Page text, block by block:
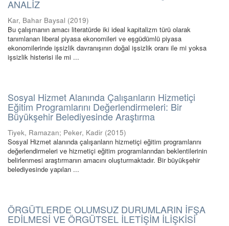
ANALİZ
Kar, Bahar Baysal (2019)
Bu çalışmanın amacı literatürde iki ideal kapitalizm türü olarak
tanımlanan liberal piyasa ekonomileri ve eşgüdümlü piyasa
ekonomilerinde işsizlik davranışının doğal işsizlik oranı ile mi yoksa
işsizlik histerisi ile mi ...
Sosyal Hizmet Alanında Çalışanların Hizmetiçi
Eğitim Programlarını Değerlendirmeleri: Bir
Büyükşehir Belediyesinde Araştırma
Tiyek, Ramazan; Peker, Kadir (2015)
Sosyal Hizmet alanında çalışanların hizmetiçi eğitim programlarını
değerlendirmeleri ve hizmetiçi eğitim programlarından beklentilerinin
belirlenmesi araştırmanın amacını oluşturmaktadır. Bir büyükşehir
belediyesinde yapılan ...
ÖRGÜTLERDE OLUMSUZ DURUMLARIN İFŞA
EDİLMESİ VE ÖRGÜTSEL İLETİŞİM İLİŞKİSİ